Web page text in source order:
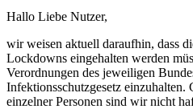
Hallo Liebe Nutzer,
wir weisen aktuell daraufhin, dass
Lockdowns eingehalten werden
Verordnungen des jeweiligen
Infektionsschutzgesetz einzuhalten.
einzelner Personen sind wir nicht